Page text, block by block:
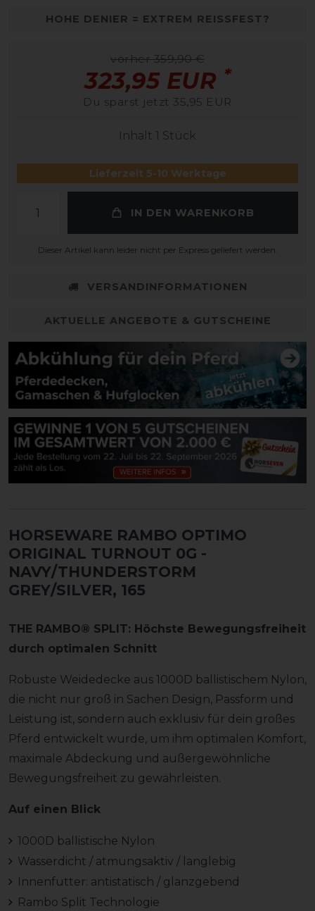
HOHE DENIER = EXTREM REISSFEST?
vorher 359,90 €
323,95 EUR *
Du sparst jetzt 35,95 EUR
Inhalt 1 Stück
Lieferzeit 5-10 Werktage
IN DEN WARENKORB
Dieser Artikel kann leider nicht per Express geliefert werden.
VERSANDINFORMATIONEN
AKTUELLE ANGEBOTE & GUTSCHEINE
HORSEWARE RAMBO OPTIMO
ORIGINAL TURNOUT 0G -
NAVY/THUNDERSTORM
GREY/SILVER, 165
THE RAMBO® SPLIT: Höchste Bewegungsfreiheit
durch optimalen Schnitt
Robuste Weidedecke aus 1000D ballistischem Nylon,
die nicht nur groß in Sachen Design, Passform und
Leistung ist, sondern auch exklusiv für dein großes
Pferd entwickelt wurde, um ihm optimalen Komfort,
maximale Abdeckung und außergewöhnliche
Bewegungsfreiheit zu gewährleisten.
Auf einen Blick
1000D ballistische Nylon
Wasserdicht / atmungsaktiv / langlebig
Innenfutter: antistatisch / glanzgebend
Rambo Split Technologie